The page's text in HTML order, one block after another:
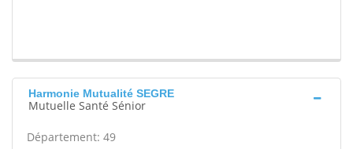
Harmonie Mutualité SEGRE
Mutuelle Santé Sénior
Département: 49